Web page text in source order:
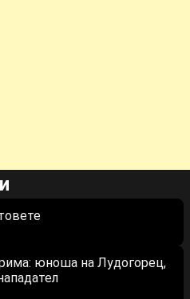
юноша на Лудогорец,